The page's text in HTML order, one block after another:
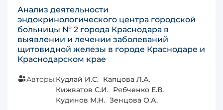
Анализ деятельности
эндокринологического центра городской
больницы № 2 города Краснодара в
выявлении и лечении заболеваний
щитовидной железы в городе Краснодаре и
Краснодарском крае
Авторы:Кудлай И.С. Капцова Л.А.
Кижватов С.И. Рябченко Е.В.
Кудинов М.Н. Зенцова О.А.